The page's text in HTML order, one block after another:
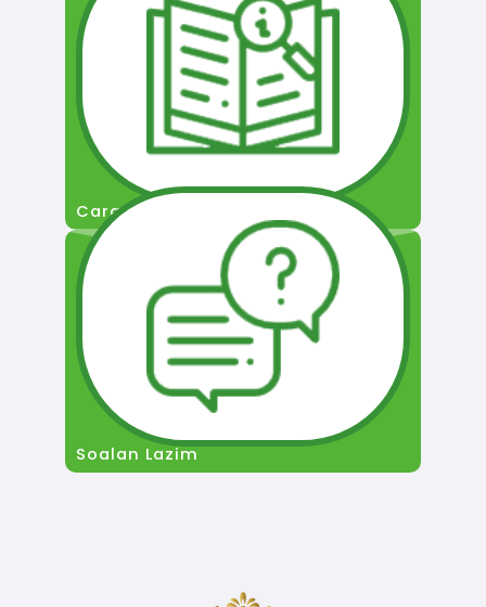
Cara Permohonan
Soalan Lazim